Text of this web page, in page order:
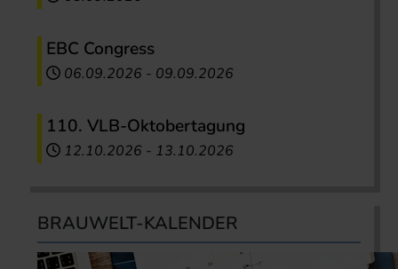
EBC Congress
06.09.2026 - 09.09.2026
110. VLB-Oktobertagung
12.10.2026 - 13.10.2026
BRAUWELT-KALENDER